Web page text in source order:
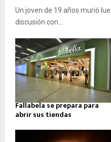
Un joven de 19 años murió
discusión con...
Fallabela se prepara para
abrir sus tiendas